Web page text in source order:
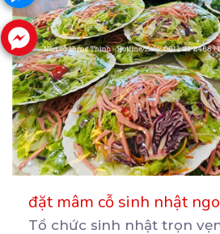
đặt mâm cỗ sinh nhật
Tổ chức sinh nhật trọn